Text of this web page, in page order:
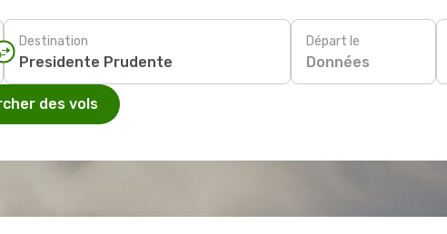
Destination Départ le
Données
des vols